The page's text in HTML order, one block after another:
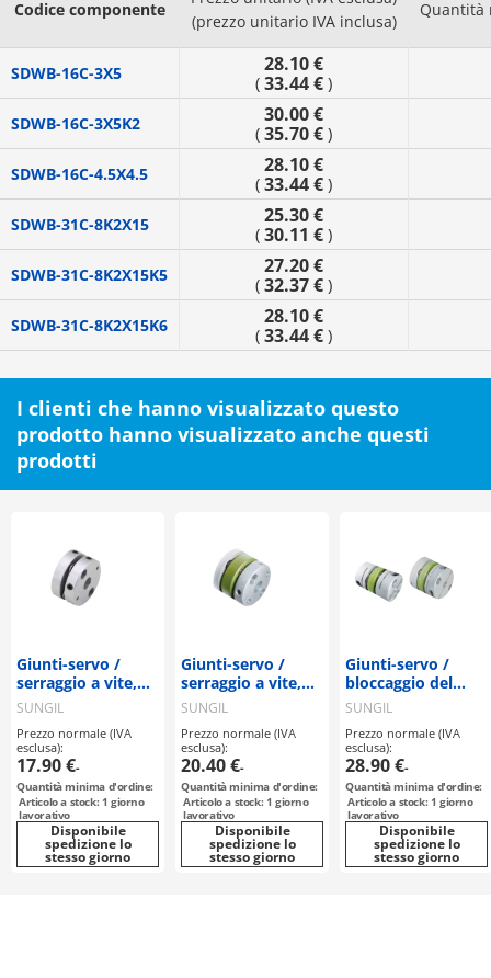
Codice componente
(prezzo unitario IVA inclusa)
Quantità
SDWB-16C-3X5 28.10 €
( 33.44 € )
SDWB-16C-3X5K2 30.00 €
( 35.70 € )
SDWB-16C-4.5X4.5 28.10 €
( 33.44 € )
SDWB-31C-8K2X15 25.30 €
( 30.11 € )
SDWB-31C-8K2X15K5 27.20 €
( 32.37 € )
SDWB-31C-8K2X15K6 28.10 €
( 33.44 € )
I clienti che hanno visualizzato questo
prodotto hanno visualizzato anche questi
prodotti
Giunti-servo /
serraggio a vite,
chiavetta / 1 disco:
acciaio / corpo:
alluminio / SHDS-
56 / SUNGIL
SUNGIL
Prezzo normale (IVA
esclusa):
17.90 €-
Quantità minima d'ordine:
Articolo a stock: 1 giorno
lavorativo
Disponibile
spedizione lo
stesso giorno
Giunti-servo /
serraggio a vite,
chiavetta / 2
dischi: acciaio /
corpo: alluminio /
SDWB / SUNGIL
SUNGIL
Prezzo normale (IVA
esclusa):
20.40 €-
Quantità minima d'ordine:
Articolo a stock: 1 giorno
lavorativo
Disponibile
spedizione lo
stesso giorno
Giunti-servo /
bloccaggio del
mozzo, chiavetta /
2 dischi: acciaio /
corpo: alluminio /
SDWC / SUNGIL
SUNGIL
Prezzo normale (IVA
esclusa):
28.90 €-
Quantità minima d'ordine:
Articolo a stock: 1 giorno
lavorativo
Disponibile
spedizione lo
stesso giorno